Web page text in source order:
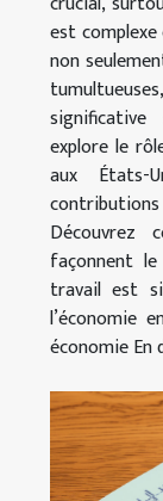
est
non
explore le
aux États-
Découvrez
façonnent
travail est
l’économie
économie En